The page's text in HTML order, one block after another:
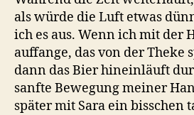
als würde die Luft etwas
ich es aus. Wenn ich mit der
auffange, das von der Theke
dann das Bier hineinläuft
sanfte Bewegung meiner
später mit Sara ein bisschen